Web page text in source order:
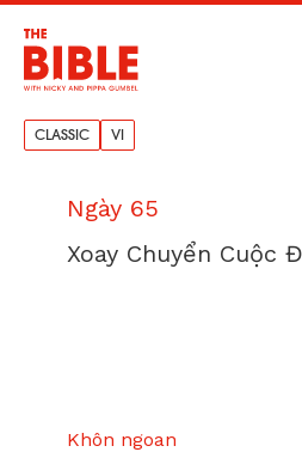
CLASSIC VI
Ngày 65
Xoay Chuyển Cuộc
Khôn ngoan